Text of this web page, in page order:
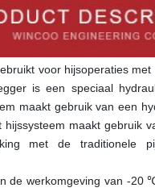
voor hijsoperaties
is een speciaal
maakt gebruik van een
maakt gebruik
met de traditionele
de werkomgeving van -